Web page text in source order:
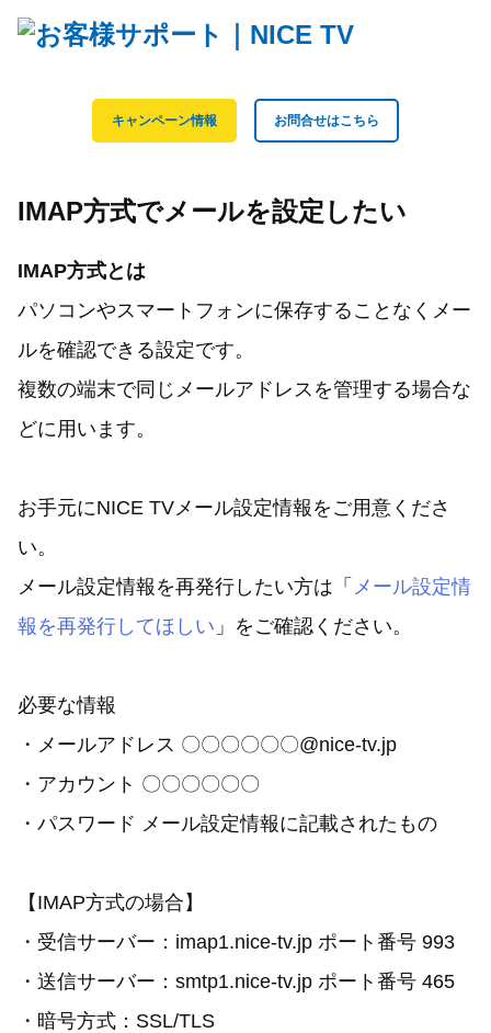
キャンペーン情報 お問合せはこちら
IMAP方式でメールを設定したい
IMAP方式とは
パソコンやスマートフォンに保存することなくメー
ルを確認できる設定です。
複数の端末で同じメールアドレスを管理する場合な
どに用います。
お手元にNICE TVメール設定情報をご用意くださ
い。
メール設定情報を再発行したい方は「 メール設定情
報を再発行してほしい 」をご確認ください。
必要な情報
・メールアドレス 〇〇〇〇〇〇@nice-tv.jp
・アカウント 〇〇〇〇〇〇
・パスワード メール設定情報に記載されたもの
【IMAP方式の場合】
・受信サーバー：imap1.nice-tv.jp ポート番号 993
・送信サーバー：smtp1.nice-tv.jp ポート番号 465
・暗号方式：SSL/TLS